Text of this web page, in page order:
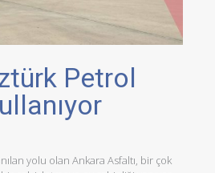
Petrol
yolu olan Ankara Asfaltı, bir çok